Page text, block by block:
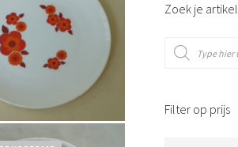
Zoek je artikel
Filter op prijs